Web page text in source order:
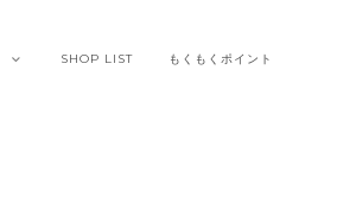
SHOP LIST もくもくポイント